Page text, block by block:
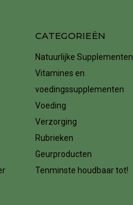
CATEGORIEËN
Natuurlijke Supplementen
Vitamines en
voedingssupplementen
Voeding
Verzorging
Rubrieken
Geurproducten
Tenminste houdbaar tot!